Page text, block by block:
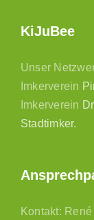
KiJuBee
Unser
Imkerverein
Imkerverein
Stadtimker.
Kontakt: